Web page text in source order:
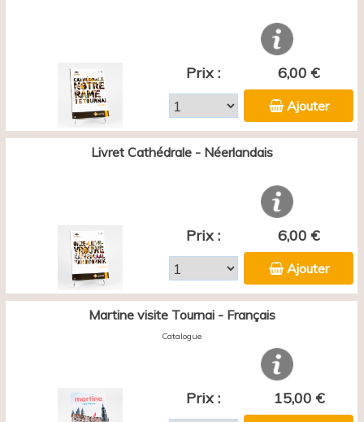
Prix : 6,00 €
Ajouter
Livret Cathédrale - Néerlandais
Prix : 6,00 €
Ajouter
Martine visite Tournai - Français
Catalogue
Prix : 15,00 €